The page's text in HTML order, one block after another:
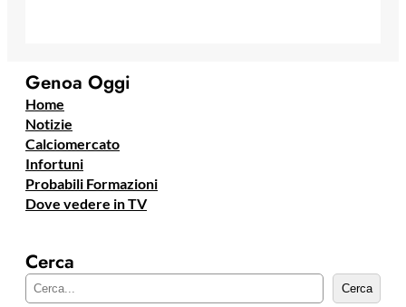
Genoa Oggi
Home
Notizie
Calciomercato
Infortuni
Probabili Formazioni
Dove vedere in TV
Cerca
e
Cerca